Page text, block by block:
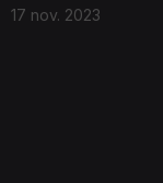
17 nov. 2023